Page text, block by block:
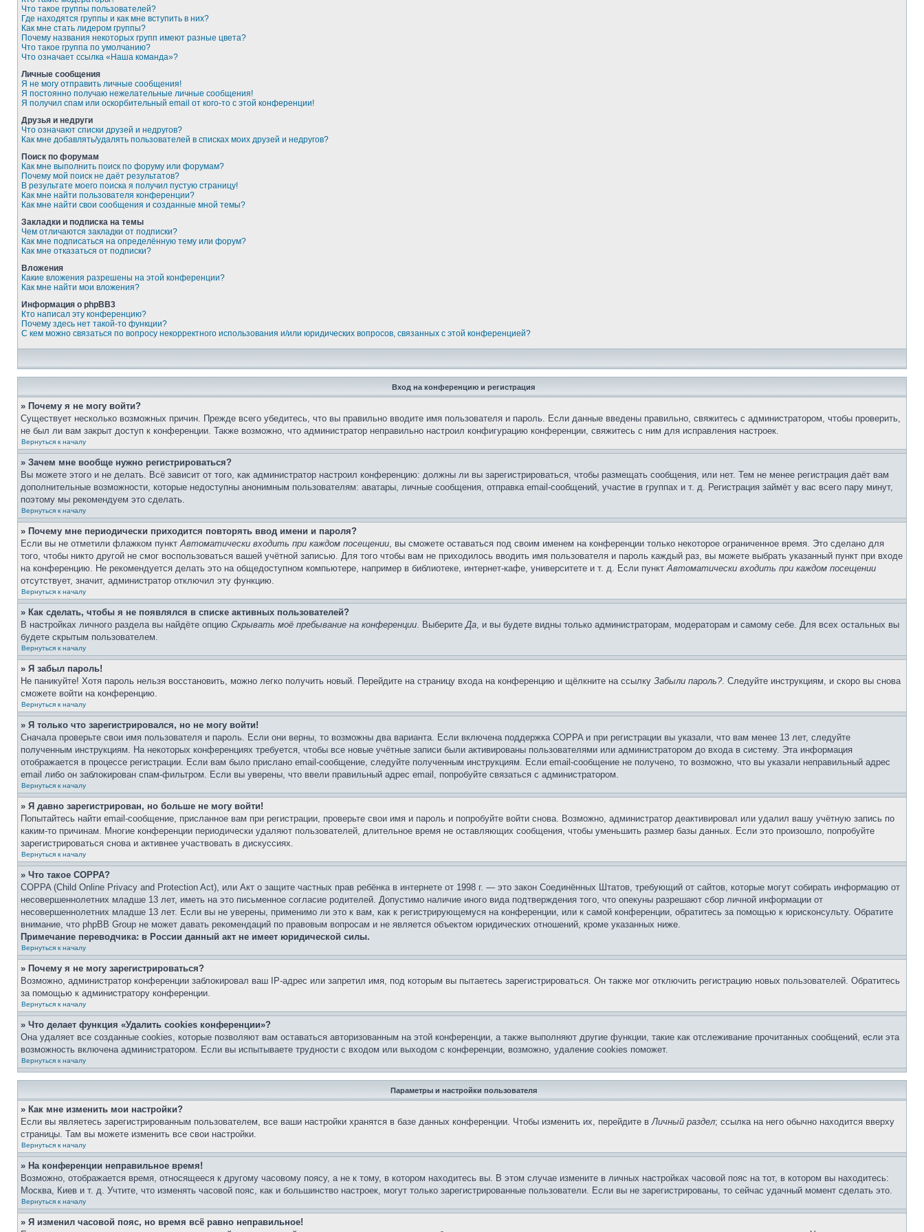
Что такое группы пользователей?
Где находятся группы и как мне вступить в них?
Как мне стать лидером группы?
Почему названия некоторых групп имеют разные цвета?
Что такое группа по умолчанию?
Что означает ссылка «Наша команда»?
Личные сообщения
Я не могу отправить личные сообщения!
Я постоянно получаю нежелательные личные сообщения!
Я получил спам или оскорбительный email от кого-то с этой конференции!
Друзья и недруги
Что означают списки друзей и недругов?
Как мне добавлять/удалять пользователей в списках моих друзей и недругов?
Поиск по форумам
Как мне выполнить поиск по форуму или форумам?
Почему мой поиск не даёт результатов?
В результате моего поиска я получил пустую страницу!
Как мне найти пользователя конференции?
Как мне найти свои сообщения и созданные мной темы?
Закладки и подписка на темы
Чем отличаются закладки от подписки?
Как мне подписаться на определённую тему или форум?
Как мне отказаться от подписки?
Вложения
Какие вложения разрешены на этой конференции?
Как мне найти мои вложения?
Информация о phpBB3
Кто написал эту конференцию?
Почему здесь нет такой-то функции?
С кем можно связаться по вопросу некорректного использования и/или юридических вопросов, связанных с этой конференцией?
Вход на конференцию и регистрация
» Почему я не могу войти?
Существует несколько возможных причин. Прежде всего убедитесь, что вы правильно вводите имя пользователя и пароль. Если данные введены правильно, свяжитесь с администратором, чтобы проверить,
не был ли вам закрыт доступ к конференции. Также возможно, что администратор неправильно настроил конфигурацию конференции, свяжитесь с ним для исправления настроек.
Вернуться к началу
» Зачем мне вообще нужно регистрироваться?
Вы можете этого и не делать. Всё зависит от того, как администратор настроил конференцию: должны ли вы зарегистрироваться, чтобы размещать сообщения, или нет. Тем не менее регистрация даёт вам
дополнительные возможности, которые недоступны анонимным пользователям: аватары, личные сообщения, отправка email-сообщений, участие в группах и т. д. Регистрация займёт у вас всего пару минут,
поэтому мы рекомендуем это сделать.
Вернуться к началу
» Почему мне периодически приходится повторять ввод имени и пароля?
Если вы не отметили флажком пунктАвтоматически входить при каждом посещении, вы сможете оставаться под своим именем на конференции только некоторое ограниченное время. Это сделано для
того, чтобы никто другой не смог воспользоваться вашей учётной записью. Для того чтобы вам не приходилось вводить имя пользователя и пароль каждый раз, вы можете выбрать указанный пункт при входе
на конференцию. Не рекомендуется делать это на общедоступном компьютере, например в библиотеке, интернет-кафе, университете и т. д. Если пунктАвтоматически входить при каждом посещении
отсутствует, значит, администратор отключил эту функцию.
Вернуться к началу
» Как сделать, чтобы я не появлялся в списке активных пользователей?
В настройках личного раздела вы найдёте опцию Скрывать моё пребывание на конференции. ВыберитеДа, и вы будете видны только администраторам, модераторам и самому себе. Для всех остальных вы
будете скрытым пользователем.
Вернуться к началу
» Я забыл пароль!
Не паникуйте! Хотя пароль нельзя восстановить, можно легко получить новый. Перейдите на страницу входа на конференцию и щёлкните на ссылку Забыли пароль?. Следуйте инструкциям, и скоро вы снова
сможете войти на конференцию.
Вернуться к началу
» Я только что зарегистрировался, но не могу войти!
Сначала проверьте свои имя пользователя и пароль. Если они верны, то возможны два варианта. Если включена поддержка COPPA и при регистрации вы указали, что вам менее 13 лет, следуйте
полученным инструкциям. На некоторых конференциях требуется, чтобы все новые учётные записи были активированы пользователями или администратором до входа в систему. Эта информация
отображается в процессе регистрации. Если вам было прислано email-сообщение, следуйте полученным инструкциям. Если email-сообщение не получено, то возможно, что вы указали неправильный адрес
email либо он заблокирован спам-фильтром. Если вы уверены, что ввели правильный адрес email, попробуйте связаться с администратором.
Вернуться к началу
» Я давно зарегистрирован, но больше не могу войти!
Попытайтесь найти email-сообщение, присланное вам при регистрации, проверьте свои имя и пароль и попробуйте войти снова. Возможно, администратор деактивировал или удалил вашу учётную запись по
каким-то причинам. Многие конференции периодически удаляют пользователей, длительное время не оставляющих сообщения, чтобы уменьшить размер базы данных. Если это произошло, попробуйте
зарегистрироваться снова и активнее участвовать в дискуссиях.
Вернуться к началу
» Что такое COPPA?
COPPA (Child Online Privacy and Protection Act), или Акт о защите частных прав ребёнка в интернете от 1998 г. — это закон Соединённых Штатов, требующий от сайтов, которые могут собирать информацию от
несовершеннолетних младше 13 лет, иметь на это письменное согласие родителей. Допустимо наличие иного вида подтверждения того, что опекуны разрешают сбор личной информации от
несовершеннолетних младше 13 лет. Если вы не уверены, применимо ли это к вам, как к регистрирующемуся на конференции, или к самой конференции, обратитесь за помощью к юрисконсульту. Обратите
внимание, что phpBB Group не может давать рекомендаций по правовым вопросам и не является объектом юридических отношений, кроме указанных ниже.
Примечание переводчика: в России данный акт не имеет юридической силы.
Вернуться к началу
» Почему я не могу зарегистрироваться?
Возможно, администратор конференции заблокировал ваш IP-адрес или запретил имя, под которым вы пытаетесь зарегистрироваться. Он также мог отключить регистрацию новых пользователей. Обратитесь
за помощью к администратору конференции.
Вернуться к началу
» Что делает функция «Удалить cookies конференции»?
Она удаляет все созданные cookies, которые позволяют вам оставаться авторизованным на этой конференции, а также выполняют другие функции, такие как отслеживание прочитанных сообщений, если эта
возможность включена администратором. Если вы испытываете трудности с входом или выходом с конференции, возможно, удаление cookies поможет.
Вернуться к началу
Параметры и настройки пользователя
» Как мне изменить мои настройки?
Если вы являетесь зарегистрированным пользователем, все ваши настройки хранятся в базе данных конференции. Чтобы изменить их, перейдите вЛичный раздел; ссылка на него обычно находится вверху
страницы. Там вы можете изменить все свои настройки.
Вернуться к началу
» На конференции неправильное время!
Возможно, отображается время, относящееся к другому часовому поясу, а не к тому, в котором находитесь вы. В этом случае измените в личных настройках часовой пояс на тот, в котором вы находитесь:
Москва, Киев и т. д. Учтите, что изменять часовой пояс, как и большинство настроек, могут только зарегистрированные пользователи. Если вы не зарегистрированы, то сейчас удачный момент сделать это.
Вернуться к началу
» Я изменил часовой пояс, но время всё равно неправильное!